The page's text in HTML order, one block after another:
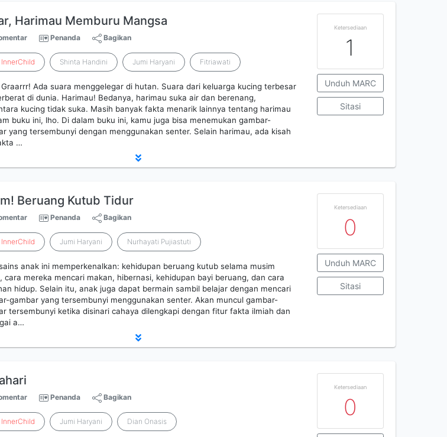
Harimau Memburu Mangsa
Penanda Bagikan
InnerChild Shinta Handini Jumi Haryani Fitriawati
Ada suara menggelegar di hutan. Suara dari keluarga kucing terbesar
di dunia. Harimau! Bedanya, harimau suka air dan berenang,
kucing tidak suka. Masih banyak fakta menarik lainnya tentang harimau
buku ini, lho. Di dalam buku ini, kamu juga bisa menemukan gambar-
yang tersembunyi dengan menggunakan senter. Selain harimau, ada kisah
…
Ketersediaan
1
Unduh MARC
Sitasi
Beruang Kutub Tidur
Penanda Bagikan
InnerChild Jumi Haryani Nurhayati Pujiastuti
anak ini memperkenalkan: kehidupan beruang kutub selama musim
cara mereka mencari makan, hibernasi, kehidupan bayi beruang, dan cara
hidup. Selain itu, anak juga dapat bermain sambil belajar dengan mencari
gambar yang tersembunyi menggunakan senter. Akan muncul gambar-
tersembunyi ketika disinari cahaya dilengkapi dengan fitur fakta ilmiah dan
a…
Ketersediaan
0
Unduh MARC
Sitasi
Penanda Bagikan
InnerChild Jumi Haryani Dian Onasis
Ketersediaan
0